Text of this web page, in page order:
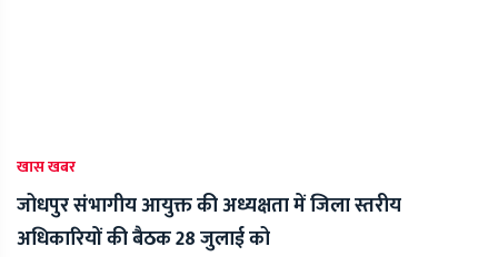
खास खबर
जोधपुर संभागीय आयुक्त की अध्यक्षता में जिला स्तरीय
अधिकारियों की बैठक 28 जुलाई को